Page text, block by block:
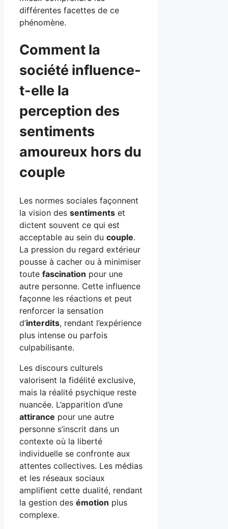
différentes facettes de ce
phénomène.
Comment la
société influence-
t-elle la
perception des
sentiments
amoureux hors du
couple
Les normes sociales façonnent
la vision des sentiments et
dictent souvent ce qui est
acceptable au sein du couple.
La pression du regard extérieur
pousse à cacher ou à minimiser
toute fascination pour une
autre personne. Cette influence
façonne les réactions et peut
renforcer la sensation
d’interdits, rendant l’expérience
plus intense ou parfois
culpabilisante.
Les discours culturels
valorisent la fidélité exclusive,
mais la réalité psychique reste
nuancée. L’apparition d’une
attirance pour une autre
personne s’inscrit dans un
contexte où la liberté
individuelle se confronte aux
attentes collectives. Les médias
et les réseaux sociaux
amplifient cette dualité, rendant
la gestion des émotion plus
complexe.